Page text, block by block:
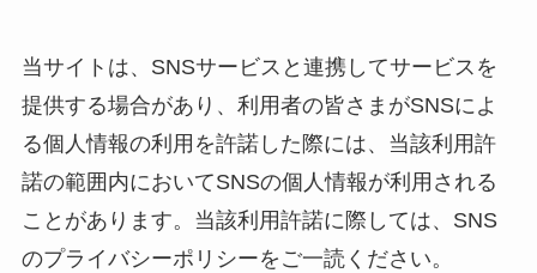
当サイトは、SNSサービスと連携してサービスを
提供する場合があり、利用者の皆さまがSNSによ
る個人情報の利用を許諾した際には、当該利用許
諾の範囲内においてSNSの個人情報が利用される
ことがあります。当該利用許諾に際しては、SNS
のプライバシーポリシーをご一読ください。